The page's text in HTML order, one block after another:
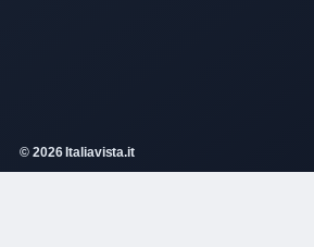
© 2026 Italiavista.it